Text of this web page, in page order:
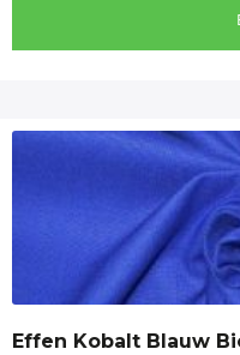
Effen Kobalt Blauw